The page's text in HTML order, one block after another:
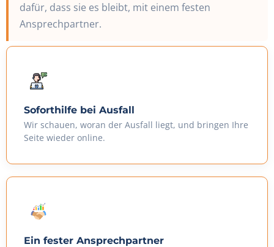
dafür, dass sie es bleibt, mit einem festen
Ansprechpartner.
Soforthilfe bei Ausfall
Wir schauen, woran der Ausfall liegt, und bringen Ihre
Seite wieder online.
Ein fester Ansprechpartner